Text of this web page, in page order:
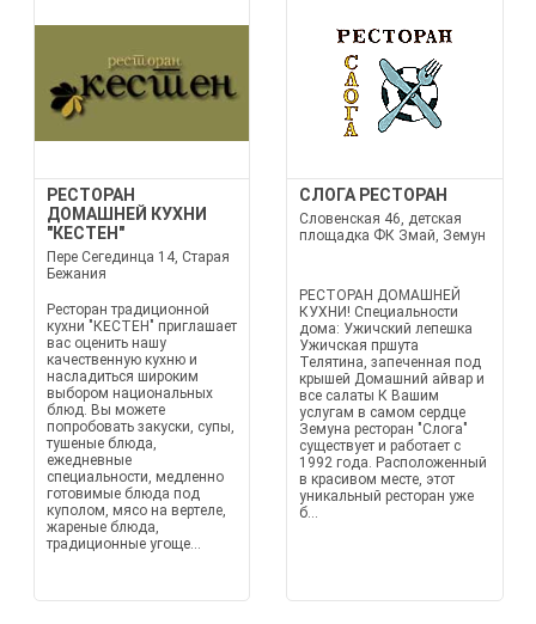
РЕСТОРАН
ДОМАШНЕЙ КУХНИ
"КЕСТЕН"
Пере Сегединца 14, Старая
Бежания
Ресторан традиционной
кухни "КЕСТЕН" приглашает
вас оценить нашу
качественную кухню и
насладиться широким
выбором национальных
блюд. Вы можете
попробовать закуски, супы,
тушеные блюда,
ежедневные
специальности, медленно
готовимые блюда под
куполом, мясо на вертеле,
жареные блюда,
традиционные угоще...
СЛОГА РЕСТОРАН
Словенская 46, детская
площадка ФК Змай, Земун
РЕСТОРАН ДОМАШНЕЙ
КУХНИ! Специальности
дома: Ужичский лепешка
Ужичская пршута
Телятина, запеченная под
крышей Домашний айвар и
все салаты К Вашим
услугам в самом сердце
Земуна ресторан "Слога"
существует и работает с
1992 года. Расположенный
в красивом месте, этот
уникальный ресторан уже
б...